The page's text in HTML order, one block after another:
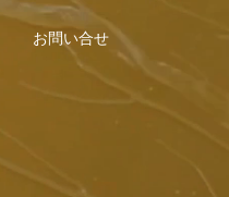
お問い合せ